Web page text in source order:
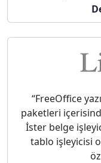
“FreeOffice
paketleri
İster belge
tablo işleyicisi